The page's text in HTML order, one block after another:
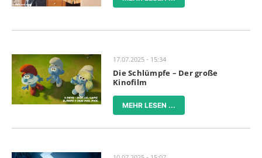
17.07.2025 - 15:34
Die Schlümpfe – Der große
Kinofilm
MEHR LESEN ...